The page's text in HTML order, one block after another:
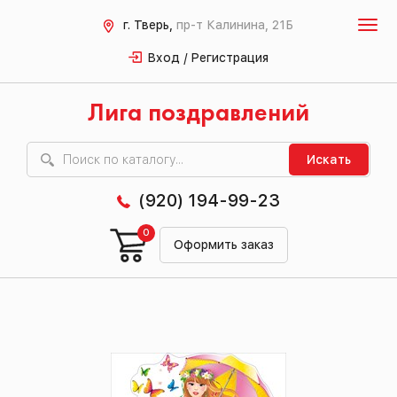
г. Тверь, пр-т Калинина, 21Б
Вход / Регистрация
Лига поздравлений
Искать
(920) 194-99-23
Оформить заказ
0